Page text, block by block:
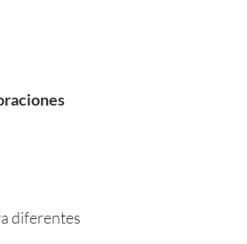
diferentes